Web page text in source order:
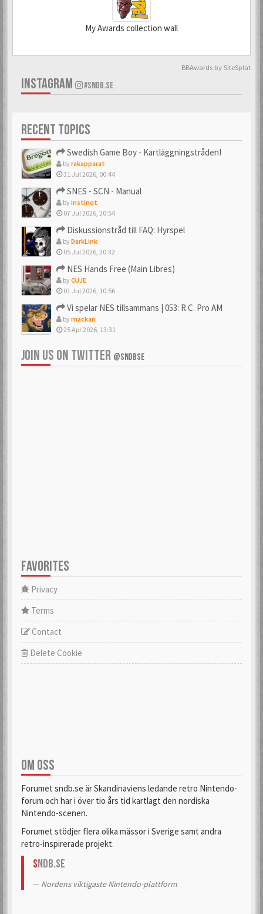
My Awards collection wall
31 May 2018
Todd Snap
Kranky Kong
BBAwards by SiteSplat
INSTAGRAM #SNDB.SE
RECENT TOPICS
Swedish Game Boy - Kartläggningstråden!
byrakapparat
31 Jul 2026, 00:44
SNES - SCN - Manual
byinstinqt
07 Jul 2026, 20:54
Diskussionstråd till FAQ: Hyrspel
byDarkLink
05 Jul 2026, 20:32
NES Hands Free (Main Libres)
byOJJE
01 Jul 2026, 10:56
Vi spelar NES tillsammans | 053: R.C. Pro AM
bymackan
25 Apr 2026, 13:31
JOIN US ON TWITTER @SNDBSE
FAVORITES
Privacy
Terms
Contact
Delete Cookie
OM OSS
Forumet sndb.se är Skandinaviens ledande retro Nintendo-
forum och har i över tio års tid kartlagt den nordiska
Nintendo-scenen.
Forumet stödjer flera olika mässor i Sverige samt andra
retro-inspirerade projekt.
SNDB.se
Nordens viktigaste Nintendo-plattform